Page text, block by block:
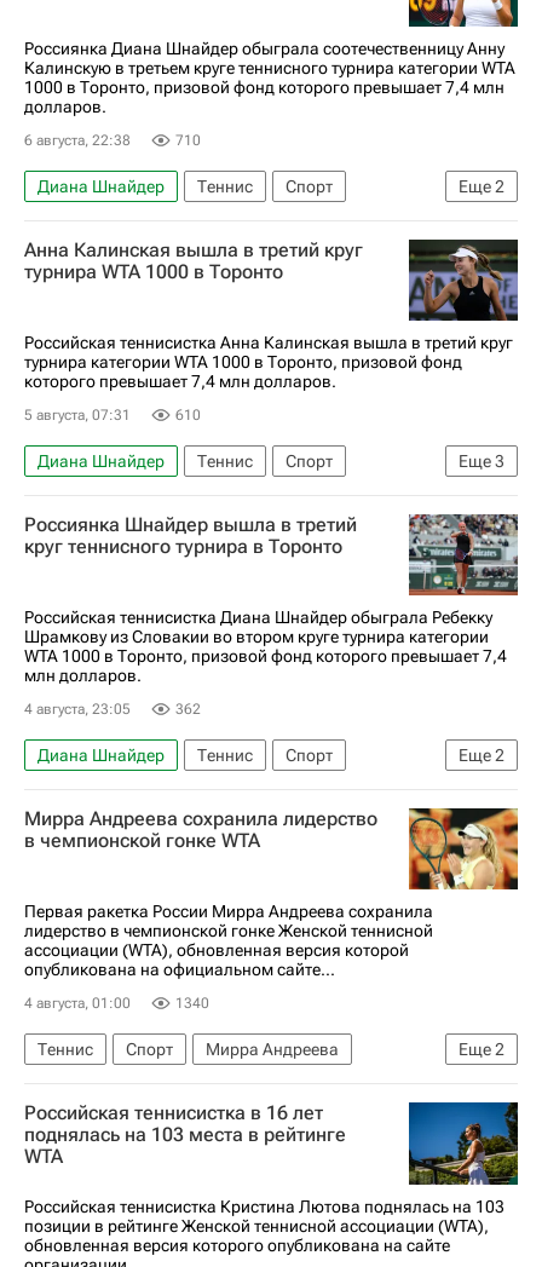
Россиянка Диана Шнайдер обыграла соотечественницу Анну
Калинскую в третьем круге теннисного турнира категории WTA
1000 в Торонто, призовой фонд которого превышает 7,4 млн
долларов.
6 августа, 22:38 710
Еще2
Диана Шнайдер Теннис
Спорт
Анна Калинская
Женская теннисная ассоциация (WTA)
Анна Калинская вышла в третий круг
турнира WTA 1000 в Торонто
Российская теннисистка Анна Калинская вышла в третий круг
турнира категории WTA 1000 в Торонто, призовой фонд
которого превышает 7,4 млн долларов.
5 августа, 07:31 610
Еще3
Диана Шнайдер Теннис
Спорт
Торонто
Анна Калинская
Женская теннисная ассоциация (WTA)
Россиянка Шнайдер вышла в третий
круг теннисного турнира в Торонто
Российская теннисистка Диана Шнайдер обыграла Ребекку
Шрамкову из Словакии во втором круге турнира категории
WTA 1000 в Торонто, призовой фонд которого превышает 7,4
млн долларов.
4 августа, 23:05 362
Еще2
Диана Шнайдер Теннис
Спорт
Ребекка Шрамкова
Женская теннисная ассоциация (WTA)
Мирра Андреева сохранила лидерство
в чемпионской гонке WTA
Первая ракетка России Мирра Андреева сохранила
лидерство в чемпионской гонке Женской теннисной
ассоциации (WTA), обновленная версия которой
опубликована на официальном сайте...
4 августа, 01:00 1340
Еще2
Теннис Спорт
Мирра Андреева
Арина Соболенко
Женская теннисная ассоциация (WTA)
Российская теннисистка в 16 лет
поднялась на 103 места в рейтинге
WTA
Российская теннисистка Кристина Лютова поднялась на 103
позиции в рейтинге Женской теннисной ассоциации (WTA),
обновленная версия которого опубликована на сайте